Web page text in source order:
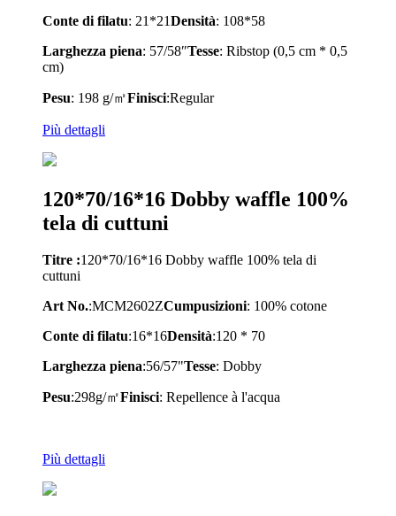
Conte di filatu: 21*21Densità: 108*58
Larghezza piena: 57/58″Tesse: Ribstop (0,5 cm * 0,5
cm)
Pesu: 198 g/㎡Finisci:Regular
Più dettagli
120*70/16*16 Dobby waffle 100%
tela di cuttuni
Titre :120*70/16*16 Dobby waffle 100% tela di
cuttuni
Art No.:MCM2602ZCumpusizioni: 100% cotone
Conte di filatu:16*16Densità:120 * 70
Larghezza piena:56/57"Tesse: Dobby
Pesu:298g/㎡Finisci: Repellence à l'acqua
Più dettagli